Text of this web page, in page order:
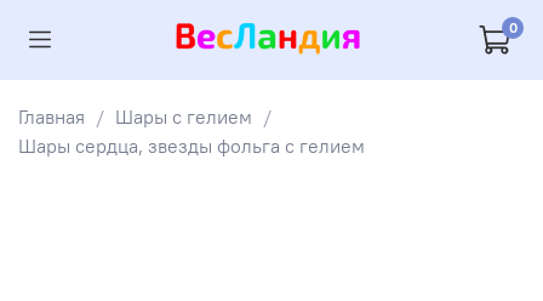
0
Главная
Шары с гелием
Шары сердца, звезды фольга с гелием